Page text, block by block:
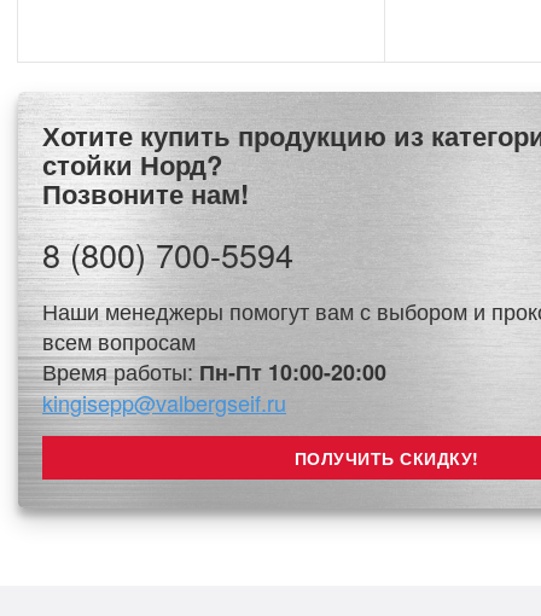
Хотите купить продукцию из категории Сушильные
стойки Норд?
Позвоните нам!
8 (800) 700-5594
Наши менеджеры помогут вам с выбором и
всем вопросам
Время работы: Пн-Пт 10:00-20:00
kingisepp@valbergseif.ru